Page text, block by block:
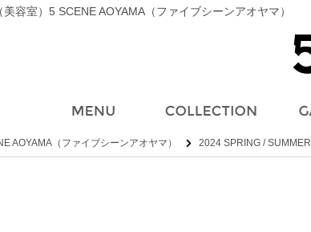
容室）5 SCENE AOYAMA（ファイブシーンアオヤマ）
AOYAMA（ファイブシーンアオヤマ） 2024 SPRING / SUMMER